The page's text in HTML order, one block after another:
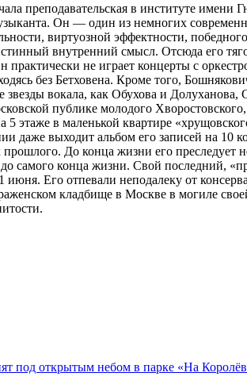
преподавательская в институте
Он — один из немногих
виртуозной эффектности,
внутренний смысл. Отсюда его
не играет концерты с
без Бетховена. Кроме того,
вокала, как Обухова и
публике молодого
в маленькой квартире
выходит альбом его записей на 10
До конца жизни его
самого конца жизни. Свой последний,
Его отпевали неподалеку от
кладбище в Москве в могиле
открытым небом в парке «На